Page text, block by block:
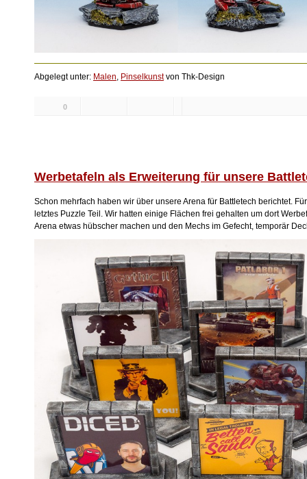
Abgelegt unter: Malen, Pinselkunstvon Thk-Design
0
Werbetafeln als Erweiterung für unsere
Schon mehrfach haben wir über unsere Arena für Battletech berichtet.
letztes Puzzle Teil. Wir hatten einige Flächen frei gehalten um dort
Arena etwas hübscher machen und den Mechs im Gefecht, temporär